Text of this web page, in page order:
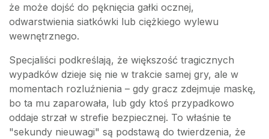
że może dojść do pęknięcia gałki ocznej,
odwarstwienia siatkówki lub ciężkiego wylewu
wewnętrznego.
Specjaliści podkreślają, że większość tragicznych
wypadków dzieje się nie w trakcie samej gry, ale w
momentach rozluźnienia – gdy gracz zdejmuje maskę,
bo ta mu zaparowała, lub gdy ktoś przypadkowo
oddaje strzał w strefie bezpiecznej. To właśnie te
"sekundy nieuwagi" są podstawą do twierdzenia, że